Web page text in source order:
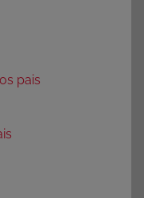
pais